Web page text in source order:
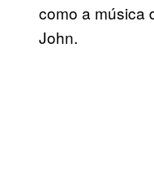
como a música
John.